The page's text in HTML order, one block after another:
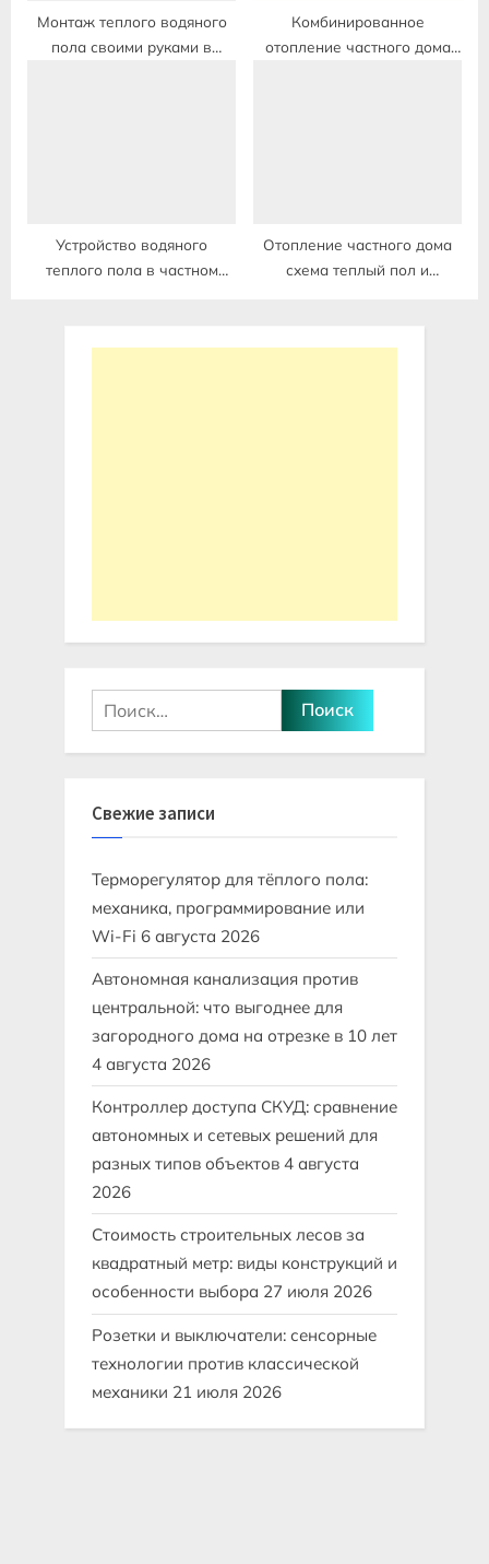
Монтаж теплого водяного
пола своими руками в
Комбинированное
отопление частного дома
Устройство водяного
теплого пола в частном
Отопление частного дома
схема теплый пол и
Найти:
Свежие записи
Терморегулятор для тёплого пола:
механика, программирование или
Wi-Fi 6 августа 2026
Автономная канализация против
центральной: что выгоднее для
загородного дома на отрезке в 10 лет
4 августа 2026
Контроллер доступа СКУД: сравнение
автономных и сетевых решений для
разных типов объектов 4 августа
2026
Стоимость строительных лесов за
квадратный метр: виды конструкций и
особенности выбора 27 июля 2026
Розетки и выключатели: сенсорные
технологии против классической
механики 21 июля 2026